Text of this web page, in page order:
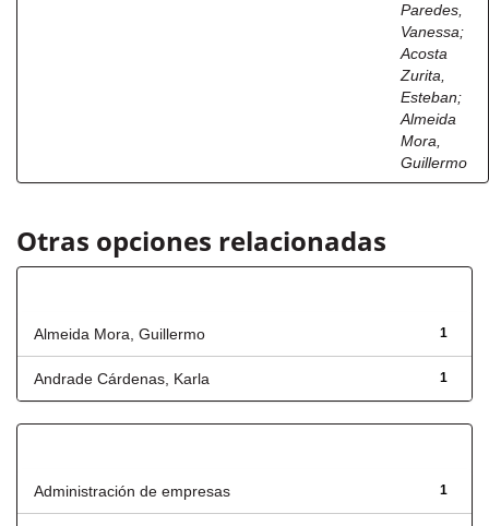
Paredes,
Vanessa;
Acosta
Zurita,
Esteban;
Almeida
Mora,
Guillermo
Otras opciones relacionadas
1
Almeida Mora, Guillermo
1
Andrade Cárdenas, Karla
1
Administración de empresas